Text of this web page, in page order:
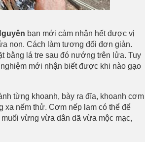
bạn mới cảm nhận hết được vị
non. Cách làm tương đối đơn giản.
bằng lá tre sau đó nướng trên lửa. Tuy
mới nhận biết được khi nào gạo
từng khoanh, bày ra đĩa, khoanh cơm
xa nếm thử. Cơm nếp lam có thể để
vừng vừa dân dã vừa mộc mạc,